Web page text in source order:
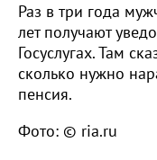
Раз в три года
лет получают
Госуслугах. Там
сколько нужно
пенсия.
Фото: © ria.ru